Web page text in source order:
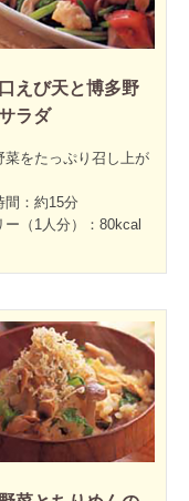
えび天と博多野
ラダ
菜をたっぷり召し上が
間：約15分
ー（1人分）：80kcal